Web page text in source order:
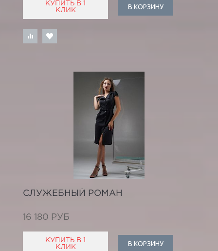
КУПИТЬ В 1
КЛИК
В КОРЗИНУ
СЛУЖЕБНЫЙ РОМАН
16 180 РУБ
КУПИТЬ В 1
КЛИК
В КОРЗИНУ